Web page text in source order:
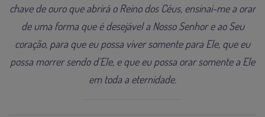
chave de ouro que abrirá o Reino dos Céus, ensinai-me a orar
de uma forma que é desejável a Nosso Senhor e ao Seu
coração, para que eu possa viver somente para Ele, que eu
possa morrer sendo d’Ele, e que eu possa orar somente a Ele
em toda a eternidade.